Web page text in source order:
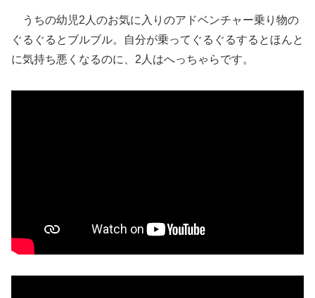
うちの幼児2人のお気に入りのアドベンチャー乗り物の
ぐるぐるとブルブル。自分が乗ってぐるぐるするとほんと
に気持ち悪くなるのに、2人はへっちゃらです。